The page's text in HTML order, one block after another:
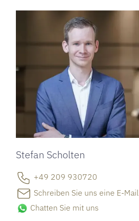
Stefan Scholten
+49 209 930720
Schreiben Sie uns eine E-Mail
Chatten Sie mit uns